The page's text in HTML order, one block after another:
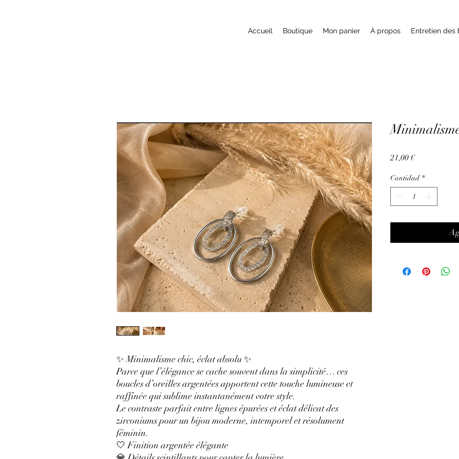
Accueil Boutique Mon panier À propos Entretien des
✨ Minimalisme chic, éclat absolu ✨
Parce que l’élégance se cache souvent dans la simplicité… ces
boucles d’oreilles argentées apportent cette touche lumineuse et
raffinée qui sublime instantanément votre style.
Le contraste parfait entre lignes épurées et éclat délicat des
zirconiums pour un bijou moderne, intemporel et résolument
féminin.
🤍 Finition argentée élégante
21,00 €Precio
Cantidad *